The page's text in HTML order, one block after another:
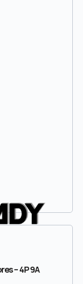
– 4P 9A